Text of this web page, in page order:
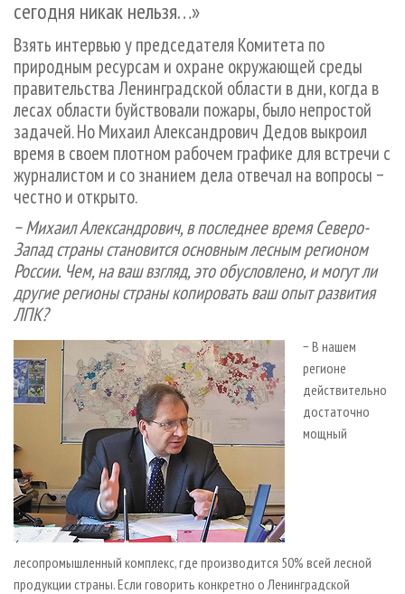
СУШКА ДРЕВЕСИНЫ
ПРОИЗВОДСТВО ДРЕВЕСНЫХ ПЛИТ
ДЕРЕВЯННОЕ ДОМОСТРОЕНИЕ
ПРОИЗВОДСТВО МЕБЕЛИ
БИОЭНЕРГЕТИКА
ЦБП
ИНСТРУМЕНТ И МАТЕРИАЛЫ
ПЕРСОНЫ
МОБИЛЬНЫЕ ВЫСТАВКИ
ОФИЦИАЛЬНЫЕ ДЕЛЕГАЦИИ
ПРИОРИТЕТНЫЕ ИНВЕСТПРОЕКТЫ
RUSSIAN FORESTRY REVIEW
ГАЗЕТА ЛЕСПРОМФОРУМ
БИБЛИОТЕКА СПЕЦИАЛИСТА
КОНТАКТЫ
РЕКЛАМА
РЕКЛАМА НА САЙТЕ
сегодня никак нельзя…»
Взять интервью у председателя Комитета по
природным ресурсам и охране окружающей среды
правительства Ленинградской области в дни, когда в
лесах области буйствовали пожары, было непростой
задачей. Но Михаил Александрович Дедов выкроил
время в своем плотном рабочем графике для встречи с
журналис­том и со знанием дела отвечал на вопросы −
честно и открыто.
− Михаил Александрович, в последнее время Северо-
Запад страны становится основным лесным регионом
России. Чем, на ваш взгляд, это обусловлено, и могут ли
другие регионы страны копировать ваш опыт развития
ЛПК?
− В нашем
регионе
действительно
достаточно
мощный
лесопромышленный комплекс, где производится 50% всей лесной
продукции страны. Если говорить конкретно о Ленинградской